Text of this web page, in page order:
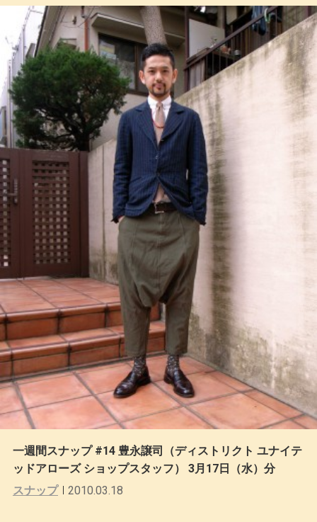
一週間スナップ #14 豊永譲司（ディストリクト ユナイテ
ッドアローズ ショップスタッフ） 3月17日（水）分
スナップ
2010.03.18